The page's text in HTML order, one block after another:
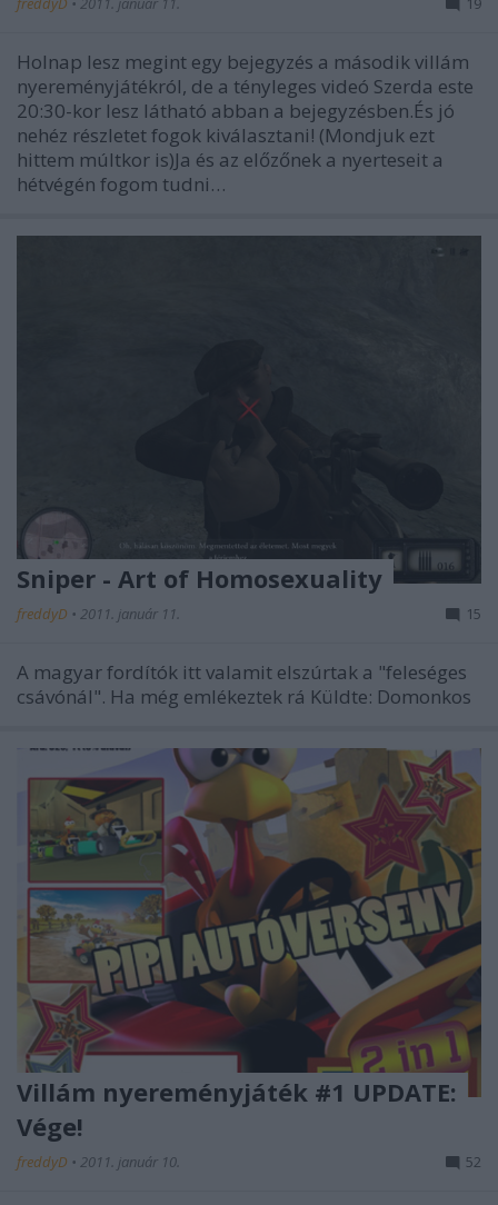
Holnap lesz megint egy bejegyzés a második villám
nyereményjátékról, de a tényleges videó Szerda este
20:30-kor lesz látható abban a bejegyzésben.És jó
nehéz részletet fogok kiválasztani! (Mondjuk ezt
hittem múltkor is)Ja és az előzőnek a nyerteseit a
hétvégén fogom tudni…
Sniper - Art of Homosexuality
freddyD • 2011. január 11. 15
A magyar fordítók itt valamit elszúrtak a "feleséges
csávónál". Ha még emlékeztek rá Küldte: Domonkos
Villám nyereményjáték #1 UPDATE:
Vége!
freddyD • 2011. január 10. 52